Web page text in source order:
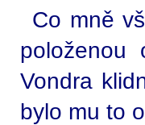
Co mně
položenou
Vondra
bylo mu to